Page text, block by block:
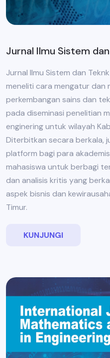
Jurnal Ilmu Sistem
Jurnal Ilmu Sistem dan
meneliti cara mengatur dan
perkembangan sains dan
pada diseminasi penelitian
enginering untuk wilayah
Diterbitkan secara berkala,
platform bagi para
mahasiswa untuk berbagi
dan analisis kritis yang
aspek bisnis dan
Timur.
KUNJUNGI